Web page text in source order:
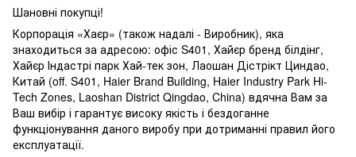
Шановні покупці!
Корпорація «Хаєр» (також надалі - Виробник), яка
знаходиться за адресою: офіс S401, Хайєр бренд білдінг,
Хайєр Індастрі парк Хай-тек зон, Лаошан Дістрікт Циндао,
Китай (off. S401, Haier Brand Building, Haier Industry Park Hi-
Tech Zones, Laoshan District Qingdao, China) вдячна Вам за
Ваш вибір і гарантує високу якість і бездоганне
функціонування даного виробу при дотриманні правил його
експлуатації.